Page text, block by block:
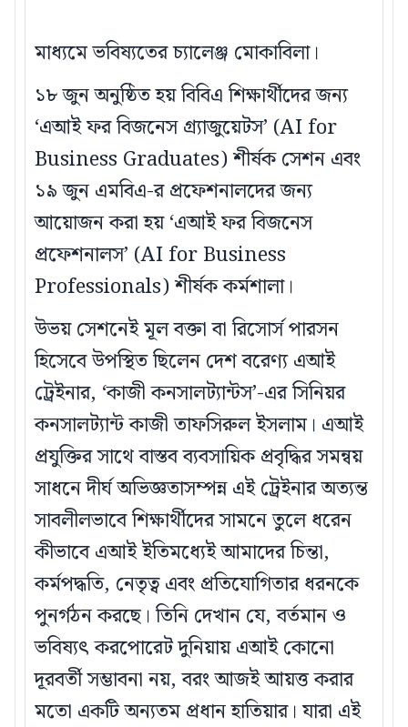
মাধ্যমে ভবিষ্যতের চ্যালেঞ্জ মোকাবিলা।
১৮ জুন অনুষ্ঠিত হয় বিবিএ শিক্ষার্থীদের জন্য
‘এআই ফর বিজনেস গ্র্যাজুয়েটস’ (AI for
Business Graduates) শীর্ষক সেশন এবং
১৯ জুন এমবিএ-র প্রফেশনালদের জন্য
আয়োজন করা হয় ‘এআই ফর বিজনেস
প্রফেশনালস’ (AI for Business
Professionals) শীর্ষক কর্মশালা।
উভয় সেশনেই মূল বক্তা বা রিসোর্স পারসন
হিসেবে উপস্থিত ছিলেন দেশ বরেণ‍্য এআই
ট্রেইনার, ‘কাজী কনসালট্যান্টস’-এর সিনিয়র
কনসালট্যান্ট কাজী তাফসিরুল ইসলাম। এআই
প্রযুক্তির সাথে বাস্তব ব্যবসায়িক প্রবৃদ্ধির সমন্বয়
সাধনে দীর্ঘ অভিজ্ঞতাসম্পন্ন এই ট্রেইনার অত্যন্ত
সাবলীলভাবে শিক্ষার্থীদের সামনে তুলে ধরেন
কীভাবে এআই ইতিমধ্যেই আমাদের চিন্তা,
কর্মপদ্ধতি, নেতৃত্ব এবং প্রতিযোগিতার ধরনকে
পুনর্গঠন করছে। তিনি দেখান যে, বর্তমান ও
ভবিষ্যৎ করপোরেট দুনিয়ায় এআই কোনো
দূরবর্তী সম্ভাবনা নয়, বরং আজই আয়ত্ত করার
মতো একটি অন্যতম প্রধান হাতিয়ার। যারা এই